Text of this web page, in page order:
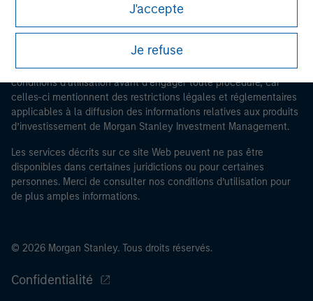
de respecter certaines obligations destinées à
empêcher l’utilisation de fonds d’investissement à des
fins de blanchiment d’argent. Par conséquent, une
procédure d’identification des souscripteurs est
imposée. Morgan Stanley Investment Management
Limited peut procéder à des vérifications et d’autres
contrôles de sécurité requis, afin de remplir les
obligations en vigueur pour les professionnels du
secteur financier destinées à lutter contre le
blanchiment d’argent et la criminalité financière.
J’admets que ni Morgan Stanley Investment
directement ou indirectement d’un accès à des
d’une déclaration erronée de ma part. En validant cette
J'accepte
Je refuse
Ce document est une communication promotionnelle.
Les utilisateurs sont invités à prendre connaissance des
conditions d’utilisation avant d’engager toute procédure, car
celles-ci mentionnent des restrictions légales et réglementaires
applicables à la diffusion des informations relatives aux produits
d’investissement de Morgan Stanley Investment Management.
Les services décrits sur ce site Web peuvent ne pas être
disponibles dans certaines juridictions ou pour certaines
personnes. Merci de consulter nos conditions d’utilisation pour
de plus amples informations.
© 2026 Morgan Stanley. Tous droits réservés.
Confidentialité